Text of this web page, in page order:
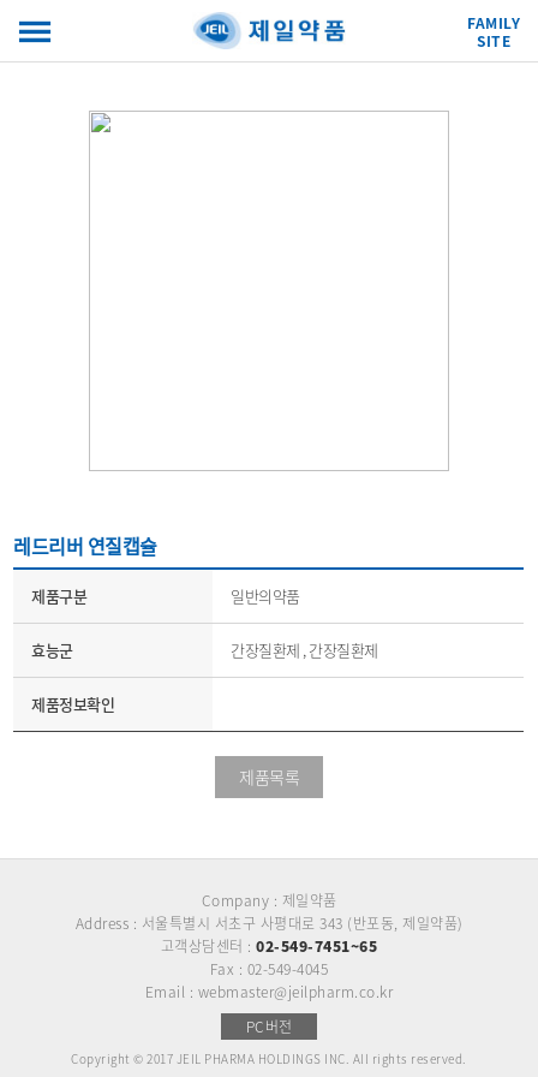
FAMILY
SITE
레드리버 연질캡슐
제품구분 일반의약품
효능군 간장질환제 , 간장질환제
제품정보확인
제품목록
Company : 제일약품
Address : 서울특별시 서초구 사평대로 343 (반포동, 제일약품)
고객상담센터 :02-549-7451~65
Fax : 02-549-4045
Email : webmaster@jeilpharm.co.kr
PC버전
Copyright © 2017 JEIL PHARMA HOLDINGS INC. All rights reserved.